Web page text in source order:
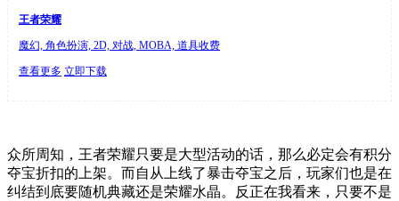
王者荣耀
魔幻, 角色扮演, 2D, 对战, MOBA, 道具收费
查看更多 立即下载
众所周知，王者荣耀只要是大型活动的话，那么必定会有积分
夺宝折扣的上架。而自从上线了暴击夺宝之后，玩家们也是在
纠结到底要随机典藏还是荣耀水晶。反正在我看来，只要不是